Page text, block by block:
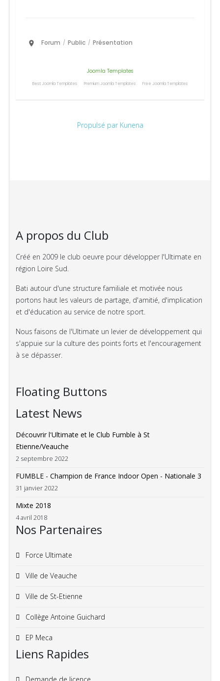
Forum / Public / Présentation
Joomla Templates
Best Joomla Templates Premium Joomla Templates Free Joomla Templates
Propulsé par Kunena
A propos du Club
Créé en 2009 le club oeuvre pour développer l'Ultimate en
région Loire Sud.
Bati autour d'une structure familiale et motivée nous
portons haut les valeurs de partage, d'amitié, d'implication
et d'éducation au service de notre sport.
Nous faisons de l'Ultimate un levier de développement qui
s'appuie sur la culture des points forts et l'encouragement
à se dépasser.
Floating Buttons
Latest News
Découvrir l'Ultimate et le Club Fumble à St
Etienne/Veauche
2 septembre 2022
FUMBLE - Champion de France Indoor Open - Nationale 3
31 janvier 2022
Mixte 2018
4 avril 2018
Nos Partenaires
Force Ultimate
Ville de Veauche
Ville de St-Etienne
Collège Antoine Guichard
EP Meca
Liens Rapides